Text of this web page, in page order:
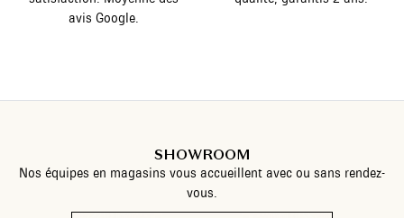
avis Google.
SHOWROOM
Nos équipes en magasins vous accueillent avec ou sans rendez-
vous.